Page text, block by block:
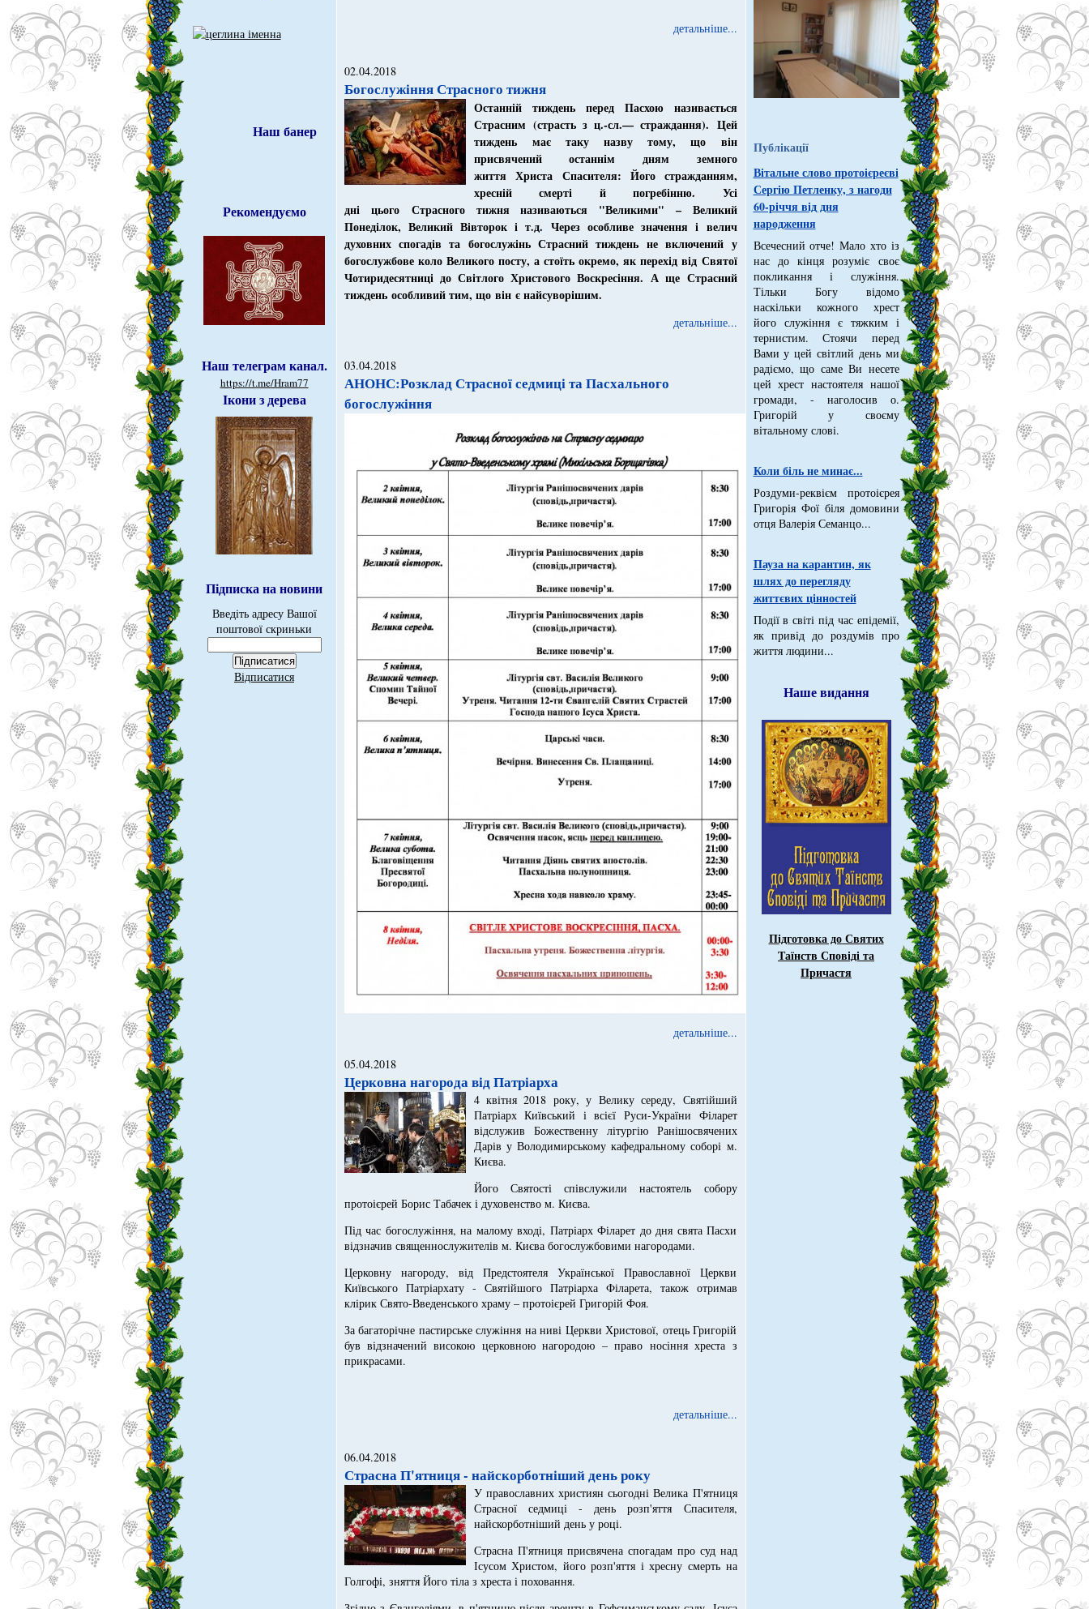
Наш банер
Рекомендуємо
Наш телеграм канал.
https://t.me/Hram77
Ікони з дерева
Підписка на новини
Введіть адресу Вашої
поштової скриньки
Відписатися
детальніше...
02.04.2018
Богослужіння Страсного тижня
Останній тиждень перед Пасхою називається
Страсним (страсть з ц.-сл.— страждання). Цей
тиждень має таку назву тому, що він
присвячений останнім дням земного
життяХриста Спасителя: Його стражданням,
хреснійсмерті й погребінню. Усі
дніцього Страсного тижня називаються "Великими" – Великий
Понеділок, Великий Вівторок і т.д. Через особливе значення і велич
духовних спогадів та богослужінь Страсний тиждень не включений у
богослужбове коло Великого посту, а стоїть окремо, як перехід від Святої
Чотиридесятниці до Світлого Христового Воскресіння. А ще Страсний
тиждень особливий тим, що він є найсуворішим.
детальніше...
03.04.2018
АНОНС:Розклад Страсної седмиці та Пасхального
богослужіння
детальніше...
05.04.2018
Церковна нагорода від Патріарха
4 квітня 2018 року, у Велику середу, Святійший
Патріарх Київський і всієї Руси-України Філарет
відслужив Божественну літургію Ранішосвячених
Дарів у Володимирському кафедральному соборі м.
Києва.
Його Святості співслужили настоятель собору
протоієрей Борис Табачек і духовенство м. Києва.
Під час богослужіння, на малому вході, Патріарх Філарет до дня свята Пасхи
відзначив священнослужителів м. Києва богослужбовими нагородами.
Церковну нагороду, від Предстоятеля Української Православної Церкви
Київського Патріархату - Святійшого Патріарха Філарета, також отримав
клірик Свято-Введенського храму – протоієрей Григорій Фоя.
За багаторічне пастирське служіння на ниві Церкви Христової, отець Григорій
був відзначений високою церковною нагородою – право носіння хреста з
прикрасами.
детальніше...
06.04.2018
Страсна П'ятниця - найскорботніший день року
У православних християн сьогодні Велика П'ятниця
Страсної седмиці - день розп'яття Спасителя,
найскорботніший день у році.
Страсна П'ятниця присвячена спогадам про суд над
Ісусом Христом, його розп'яття і хресну смерть на
Голгофі, зняття Його тіла з хреста і поховання.
Публікації
Вітальне слово протоієреєві
Сергію Петленку, з нагоди
60-річчя від дня
народження
Всечесний отче! Мало хто із
нас до кінця розуміє своє
покликання і служіння.
Тільки Богу відомо
наскільки кожного хрест
його служіння є тяжким і
тернистим. Стоячи перед
Вами у цей світлий день ми
радіємо, що саме Ви несете
цей хрест настоятеля нашої
громади, - наголосив о.
Григорій у своєму
вітальному слові.
Коли біль не минає...
Роздуми-реквієм протоієрея
Григорія Фої біля домовини
отця Валерія Семанцо...
Пауза на карантин, як
шлях до перегляду
життєвих цінностей
Події в світі під час епідемії,
як привід до роздумів про
життя людини...
Наше видання
Підготовка до Святих
Таїнств Сповіді та
Причастя